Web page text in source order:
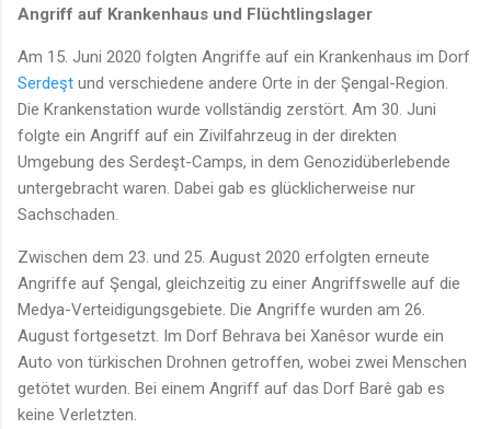
Angriff auf Krankenhaus und Flüchtlingslager
Am 15. Juni 2020 folgten Angriffe auf ein Krankenhaus im Dorf
Serdeşt und verschiedene andere Orte in der Şengal-Region.
Die Krankenstation wurde vollständig zerstört. Am 30. Juni
folgte ein Angriff auf ein Zivilfahrzeug in der direkten
Umgebung des Serdeşt-Camps, in dem Genozidüberlebende
untergebracht waren. Dabei gab es glücklicherweise nur
Sachschaden.
Zwischen dem 23. und 25. August 2020 erfolgten erneute
Angriffe auf Şengal, gleichzeitig zu einer Angriffswelle auf die
Medya-Verteidigungsgebiete. Die Angriffe wurden am 26.
August fortgesetzt. Im Dorf Behrava bei Xanêsor wurde ein
Auto von türkischen Drohnen getroffen, wobei zwei Menschen
getötet wurden. Bei einem Angriff auf das Dorf Barê gab es
keine Verletzten.